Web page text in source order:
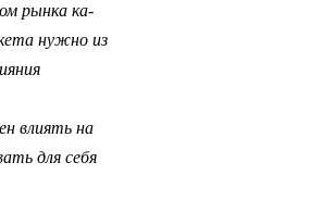
рынка ка­
нужно из
влиять на
для себя